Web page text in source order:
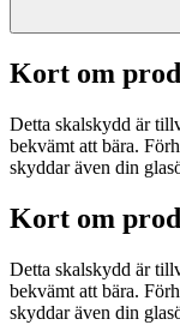
Kort om
Detta skalskydd är
bekvämt att bära.
skyddar även din
Kort om
Detta skalskydd är
bekvämt att bära.
skyddar även din